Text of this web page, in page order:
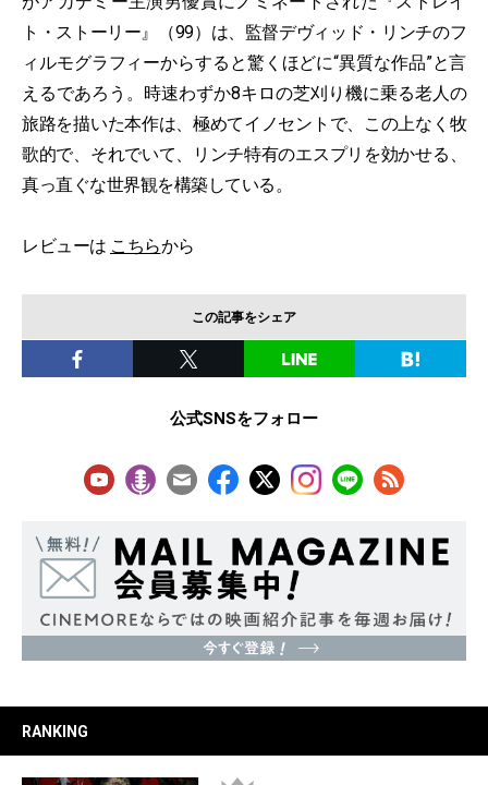
ト・ストーリー』（99）は、監督デヴィッド・リンチのフ
ィルモグラフィーからすると驚くほどに“異質な作品”と言
えるであろう。時速わずか8キロの芝刈り機に乗る老人の
旅路を描いた本作は、極めてイノセントで、この上なく牧
歌的で、それでいて、リンチ特有のエスプリを効かせる、
真っ直ぐな世界観を構築している。
レビューは こちらから
この記事をシェア
公式SNSをフォロー
RANKING